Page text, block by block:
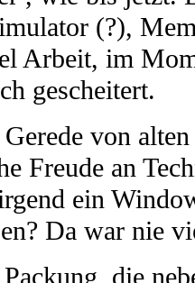
(?),
Arbeit, im
gescheitert.
von
Freude an
ein
Da war nie
die